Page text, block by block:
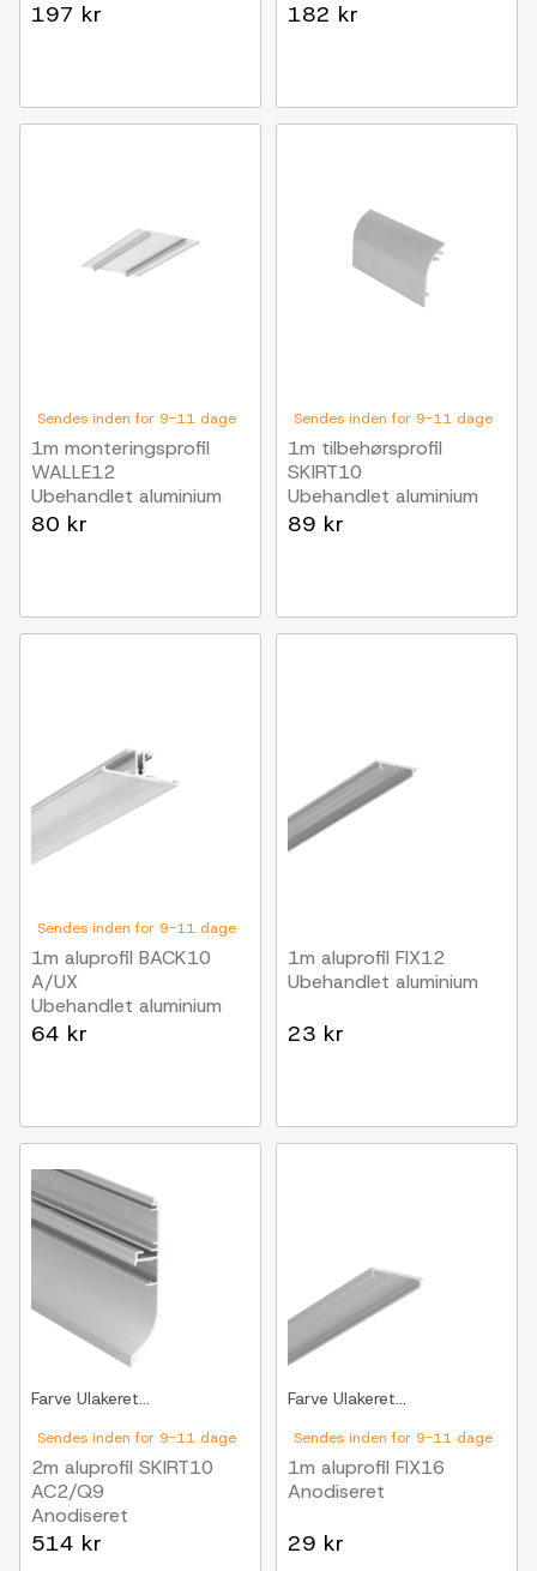
197 kr 182 kr
Sendes inden for 9-11 dage
1m monteringsprofil
WALLE12
Ubehandlet aluminium
80 kr
Sendes inden for 9-11 dage
1m tilbehørsprofil
SKIRT10
Ubehandlet aluminium
89 kr
Sendes inden for 9-11 dage
1m aluprofil BACK10
A/UX
Ubehandlet aluminium
64 kr
1m aluprofil FIX12
Ubehandlet aluminium
23 kr
Sendes inden for 9-11 dage
Farve Ulakeret...
2m aluprofil SKIRT10
AC2/Q9
Anodiseret
514 kr
Sendes inden for 9-11 dage
Farve Ulakeret...
1m aluprofil FIX16
Anodiseret
29 kr